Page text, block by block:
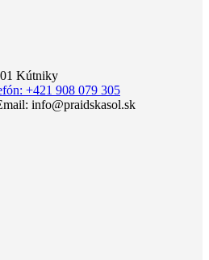
Kútniky
+421 908 079 305
info@praidskasol.sk